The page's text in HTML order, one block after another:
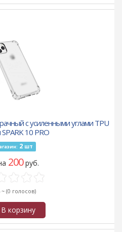
с усиленными углами TPU
SPARK 10 PRO
2 шт
200руб.
(0 голосов)
В корзину